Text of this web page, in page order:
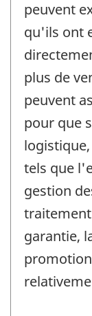
peuvent
qu'ils ont
plus de
peuvent
pour que
tels que
gestion
garantie,